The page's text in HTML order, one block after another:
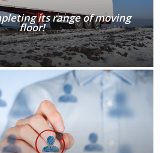
its range of moving
floor!